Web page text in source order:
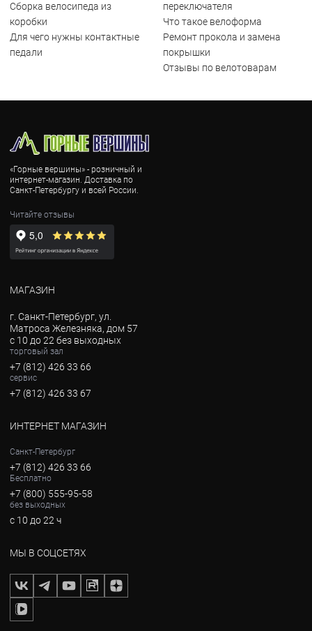
Сборка велосипеда из
коробки
Для чего нужны контактные
педали
переключателя
Что такое велоформа
Ремонт прокола и замена
покрышки
Отзывы по велотоварам
«Горные вершины» - розничный и
интернет-магазин. Доставка по
Санкт-Петербургу и всей России.
Читайте отзывы
МАГАЗИН
г. Санкт-Петербург, ул.
Матроса Железняка, дом 57
с 10 до 22 без выходных
торговый зал
+7 (812) 426 33 66
сервис
+7 (812) 426 33 67
ИНТЕРНЕТ МАГАЗИН
Санкт-Петербург
+7 (812) 426 33 66
Бесплатно
+7 (800) 555-95-58
без выходных
с 10 до 22 ч
МЫ В СОЦСЕТЯХ